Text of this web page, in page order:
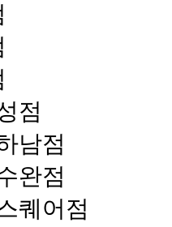
점
남점
완점
퀘어점